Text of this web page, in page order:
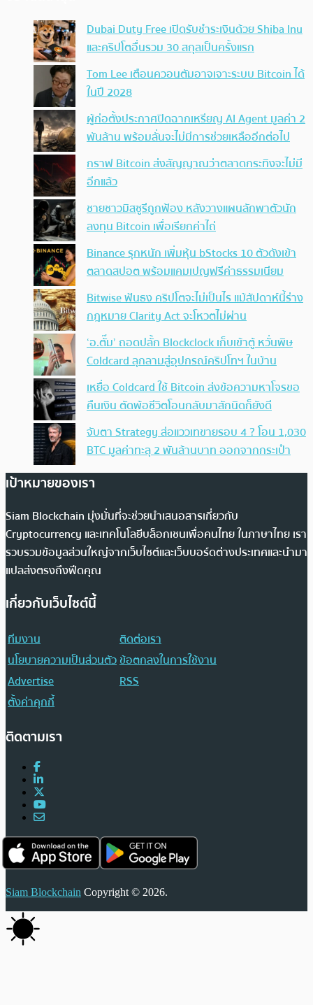
Dubai Duty Free เปิดรับชำระเงินด้วย Shiba Inu
และคริปโตอื่นรวม 30 สกุลเป็นครั้งแรก
Tom Lee เตือนควอนตัมอาจเจาะระบบ Bitcoin ได้
ในปี 2028
ผู้ก่อตั้งประกาศปิดฉากเหรียญ AI Agent มูลค่า 2
พันล้าน พร้อมลั่นจะไม่มีการช่วยเหลืออีกต่อไป
กราฟ Bitcoin ส่งสัญญาณว่าตลาดกระทิงจะไม่มี
อีกแล้ว
ชายชาวมิสซูรีถูกฟ้อง หลังวางแผนลักพาตัวนัก
ลงทุน Bitcoin เพื่อเรียกค่าไถ่
Binance รุกหนัก เพิ่มหุ้น bStocks 10 ตัวดังเข้า
ตลาดสปอต พร้อมแคมเปญฟรีค่าธรรมเนียม
Bitwise ฟันธง คริปโตจะไม่เป็นไร แม้สัปดาห์นี้ร่าง
กฎหมาย Clarity Act จะโหวตไม่ผ่าน
‘อ.ตั๊ม’ ถอดปลั้ก Blockclock เก็บเข้าตู้ หวั่นพิษ
Coldcard ลุกลามสู่อุปกรณ์คริปโทฯ ในบ้าน
เหยื่อ Coldcard ใช้ Bitcoin ส่งข้อความหาโจรขอ
คืนเงิน ตัดพ้อชีวิตโอนกลับมาสักนิดก็ยังดี
จับตา Strategy ส่อแววเทขายรอบ 4 ? โอน 1,030
BTC มูลค่าทะลุ 2 พันล้านบาท ออกจากกระเป๋า
เป้าหมายของเรา
Siam Blockchain มุ่งมั่นที่จะช่วยนำเสนอสารเกี่ยวกับ
Cryptocurrency และเทคโนโลยีบล็อกเชนเพื่อคนไทย ในภาษาไทย เรา
รวบรวมข้อมูลส่วนใหญ่จากเว็บไซต์และเว็บบอร์ดต่างประเทศและนำมา
แปลส่งตรงถึงฟีดคุณ
เกี่ยวกับเว็บไซต์นี้
ทีมงาน
ติดต่อเรา
นโยบายความเป็นส่วนตัวข้อตกลงในการใช้งาน
Advertise
RSS
ตั้งค่าคุกกี้
ติดตามเรา
Siam Blockchain Copyright © 2026.